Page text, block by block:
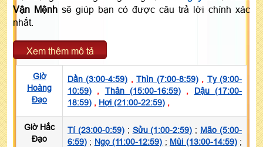
Vận Mệnh sẽ giúp bạn có được câu trả lời chính xác
nhất.
Xem thêm mô tả
Giờ
Hoàng
Đạo
Dần (3:00-4:59) ,Thìn (7:00-8:59), Tỵ (9:00-
10:59) , Thân (15:00-16:59) , Dậu (17:00-
18:59) , Hợi (21:00-22:59) ,
Giờ Hắc
Đạo
Tí (23:00-0:59); Sửu (1:00-2:59) ; Mão (5:00-
6:59) ; Ngọ (11:00-12:59) ; Mùi (13:00-14:59);